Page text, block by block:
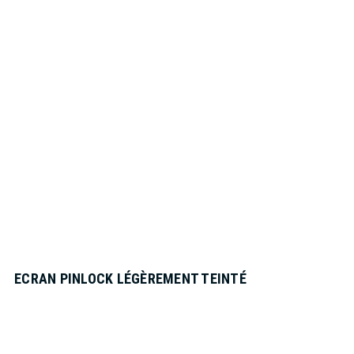
ECRAN PINLOCK LÉGÈREMENT TEINTÉ